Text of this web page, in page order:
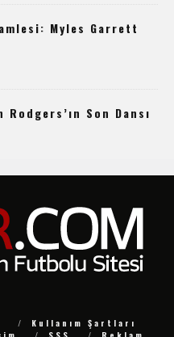
Myles Garrett
Son Dansı
Kullanım Şartları